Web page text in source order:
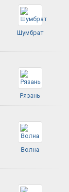
Шумбрат
Рязань
Волна